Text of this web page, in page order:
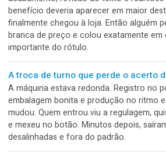
impressa e com acabamento de
quando alguém tentou abrir. Aba
cola demais e nenhuma indicação
consumidor precisa de unha, força,
paciência para chegar ao produto.
O fim da linha virou academia
A máquina produz rápido. As
Alguns metros depois, porém,
retira, conta, empilha, organiza e
Em pouco tempo, o fim da linha